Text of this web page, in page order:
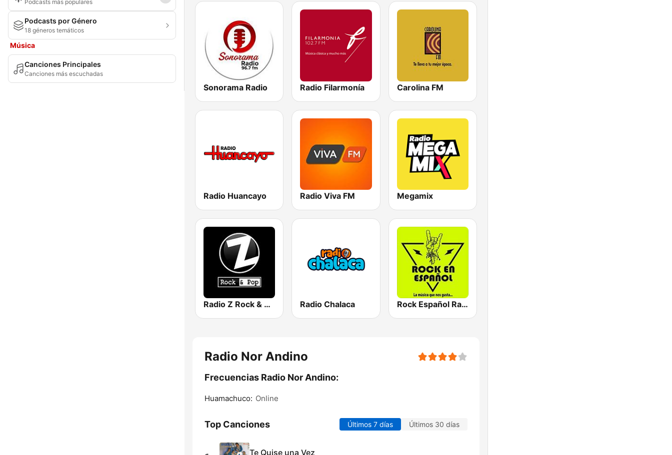
Podcasts más populares
Podcasts por Género
18 géneros temáticos
Música
Canciones Principales
Canciones más escuchadas
Sonorama Radio Radio Filarmonía Carolina FM
Radio Huancayo Radio Viva FM Megamix
Radio Z Rock & Pop Radio Chalaca Rock Español Radio
Radio Nor Andino
Frecuencias Radio Nor Andino:
Huamachuco: Online
Top Canciones Últimos 7 días Últimos 30 días
Te Quise una Vez